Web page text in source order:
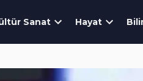
Sanat Hayat